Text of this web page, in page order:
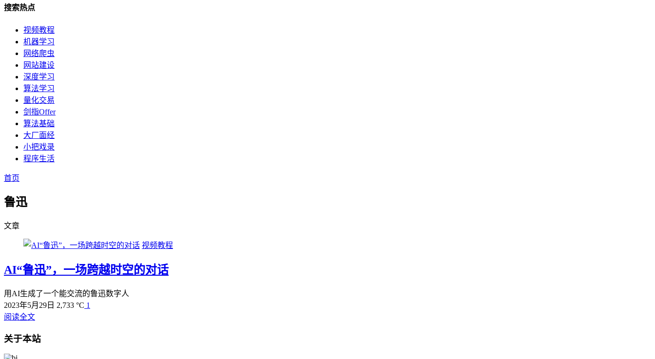
搜索热点
视频教程
机器学习
网络爬虫
网站建设
深度学习
算法学习
量化交易
剑指Offer
算法基础
大厂面经
小把戏录
程序生活
首页
鲁迅
文章
视频教程
AI“鲁迅”，一场跨越时空的对话
用AI生成了一个能交流的鲁迅数字人
2023年5月29日 2,733 °C 1
阅读全文
关于本站